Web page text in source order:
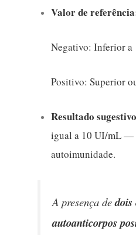
Valor de
Negativo: Inferior a
Positivo: Superior
Resultado
igual a 10 UI/mL —
autoimunidade.
A presença de
autoanticorpos